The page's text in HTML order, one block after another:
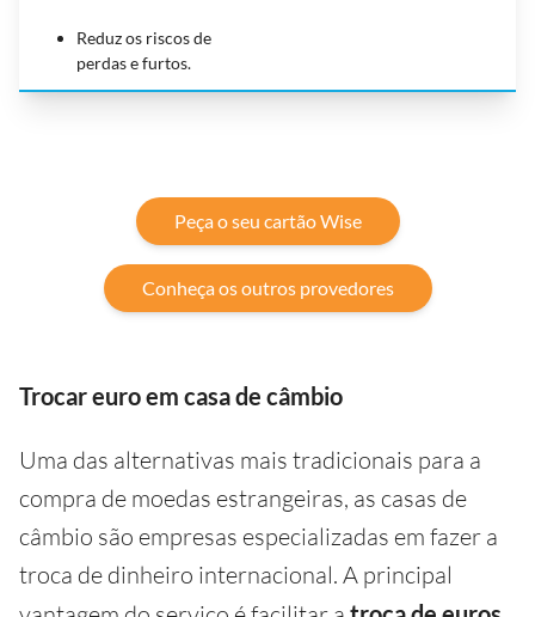
Reduz os riscos de
perdas e furtos.
Peça o seu cartão Wise
Conheça os outros provedores
Trocar euro em casa de câmbio
Uma das alternativas mais tradicionais para a
compra de moedas estrangeiras, as casas de
câmbio são empresas especializadas em fazer a
troca de dinheiro internacional. A principal